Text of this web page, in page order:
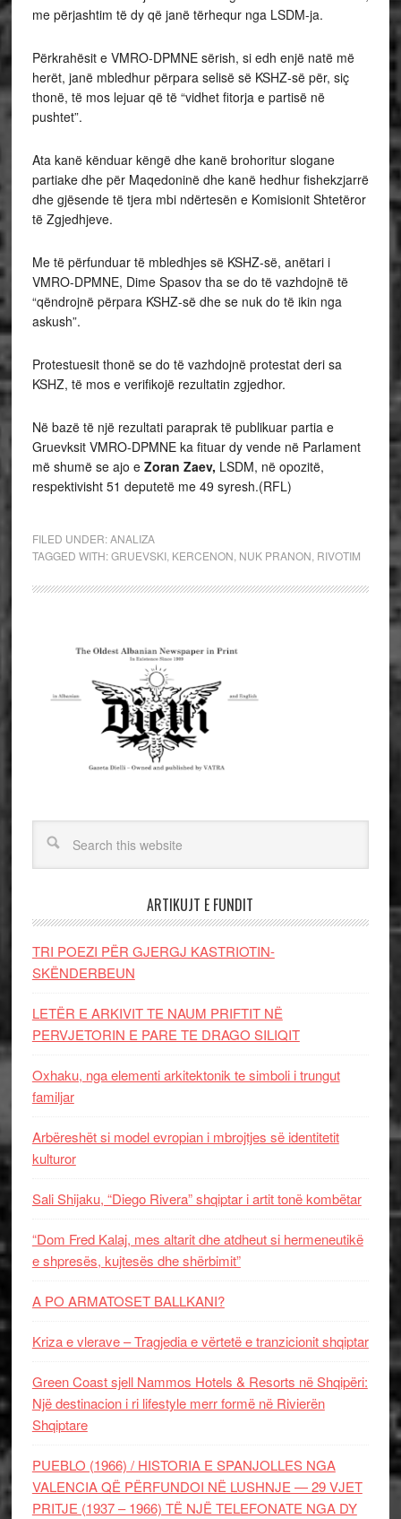
me përjashtim të dy që janë tërhequr nga LSDM-ja.
Përkrahësit e VMRO-DPMNE sërish, si edh enjë natë më
herët, janë mbledhur përpara selisë së KSHZ-së për, siç
thonë, të mos lejuar që të “vidhet fitorja e partisë në
pushtet”.
Ata kanë kënduar këngë dhe kanë brohoritur slogane
partiake dhe për Maqedoninë dhe kanë hedhur fishekzjarrë
dhe gjësende të tjera mbi ndërtesën e Komisionit Shtetëror
të Zgjedhjeve.
Me të përfunduar të mbledhjes së KSHZ-së, anëtari i
VMRO-DPMNE, Dime Spasov tha se do të vazhdojnë të
“qëndrojnë përpara KSHZ-së dhe se nuk do të ikin nga
askush”.
Protestuesit thonë se do të vazhdojnë protestat deri sa
KSHZ, të mos e verifikojë rezultatin zgjedhor.
Në bazë të një rezultati paraprak të publikuar partia e
Gruevksit VMRO-DPMNE ka fituar dy vende në Parlament
më shumë se ajo e Zoran Zaev, LSDM, në opozitë,
respektivisht 51 deputetë me 49 syresh.(RFL)
FILED UNDER:ANALIZA
TAGGED WITH:GRUEVSKI, KERCENON NUK PRANON RIVOTIM
ARTIKUJT E FUNDIT
TRI POEZI PËR GJERGJ KASTRIOTIN-
SKËNDERBEUN
LETËR E ARKIVIT TE NAUM PRIFTIT NË
PERVJETORIN E PARE TE DRAGO SILIQIT
Oxhaku, nga elementi arkitektonik te simboli i trungut
familjar
Arbëreshët si model evropian i mbrojtjes së identitetit
kulturor
Sali Shijaku, “Diego Rivera” shqiptar i artit tonë kombëtar
“Dom Fred Kalaj, mes altarit dhe atdheut si hermeneutikë
e shpresës, kujtesës dhe shërbimit”
A PO ARMATOSET BALLKANI?
Kriza e vlerave – Tragjedia e vërtetë e tranzicionit shqiptar
Green Coast sjell Nammos Hotels & Resorts në Shqipëri:
Një destinacion i ri lifestyle merr formë në Rivierën
Shqiptare
PUEBLO (1966) / HISTORIA E SPANJOLLES NGA
VALENCIA QË PËRFUNDOI NË LUSHNJE — 29 VJET
PRITJE (1937 – 1966) TË NJË TELEFONATE NGA DY